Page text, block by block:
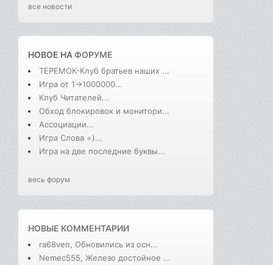
все новости
НОВОЕ НАФОРУМЕ
ТЕРЕМОК-Клуб братьев наших ...
Игра от 1->1000000...
Клуб Читателей...
Обход блокировок и монитори...
Ассоциации...
Игра Слова =)...
Игра на две последние буквы...
весь форум
НОВЫЕ КОММЕНТАРИИ
ra68ven, Обновились из осн...
Nemec555, Железо достойное ...